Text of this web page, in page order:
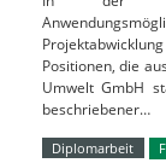
Positionen, die
Umwelt GmbH
beschriebener…
Diplomarbeit